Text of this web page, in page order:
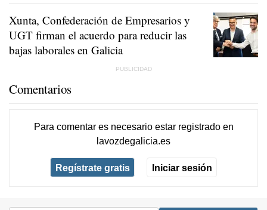
Xunta, Confederación de Empresarios y
UGT firman el acuerdo para reducir las
bajas laborales en Galicia
Comentarios
Para comentar es necesario estar registradoen
lavozdegalicia.es
Regístrate gratis Iniciar sesión